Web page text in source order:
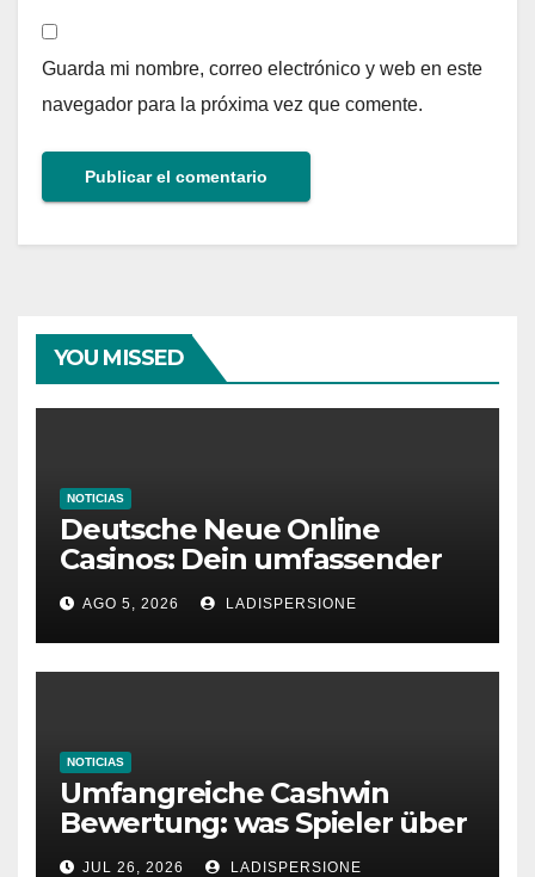
Guarda mi nombre, correo electrónico y web en este
navegador para la próxima vez que comente.
YOU MISSED
NOTICIAS
Deutsche Neue Online
Casinos: Dein umfassender
Ratgeber für moderne
Glücksspielplattformen
AGO 5, 2026 LADISPERSIONE
NOTICIAS
Umfangreiche Cashwin
Bewertung: was Spieler über
dieses Casino denken
JUL 26, 2026 LADISPERSIONE